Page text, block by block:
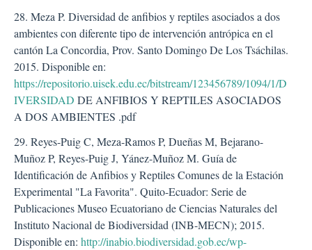
28. Meza P. Diversidad de anfibios y reptiles asociados a dos
ambientes con diferente tipo de intervención antrópica en el
cantón La Concordia, Prov. Santo Domingo De Los Tsáchilas.
2015. Disponible en:
https://repositorio.uisek.edu.ec/bitstream/123456789/1094/1/D
IVERSIDAD DE ANFIBIOS Y REPTILES ASOCIADOS
A DOS AMBIENTES .pdf
29. Reyes-Puig C, Meza-Ramos P, Dueñas M, Bejarano-
Muñoz P, Reyes-Puig J, Yánez-Muñoz M. Guía de
Identificación de Anfibios y Reptiles Comunes de la Estación
Experimental "La Favorita". Quito-Ecuador: Serie de
Publicaciones Museo Ecuatoriano de Ciencias Naturales del
Instituto Nacional de Biodiversidad (INB-MECN); 2015.
Disponible en: http://inabio.biodiversidad.gob.ec/wp-